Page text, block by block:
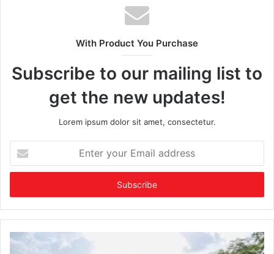
With Product You Purchase
Subscribe to our mailing list to
get the new updates!
Lorem ipsum dolor sit amet, consectetur.
your
Email